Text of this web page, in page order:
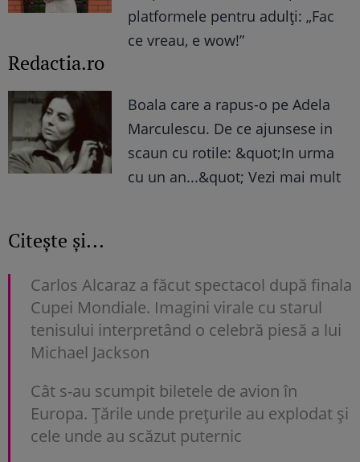
platformele pentru adulți: „Fac
ce vreau, e wow!”
Redactia.ro
Boala care a rapus-o pe Adela
Marculescu. De ce ajunsese in
scaun cu rotile: &quot;In urma
cu un an...&quot; Vezi mai mult
Citește și...
Carlos Alcaraz a făcut spectacol după finala
Cupei Mondiale. Imagini virale cu starul
tenisului interpretând o celebră piesă a lui
Michael Jackson
Cât s-au scumpit biletele de avion în
Europa. Țările unde prețurile au explodat și
cele unde au scăzut puternic